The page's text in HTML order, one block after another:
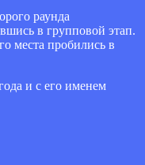
раунда
в групповой этап.
места пробились в
и с его именем